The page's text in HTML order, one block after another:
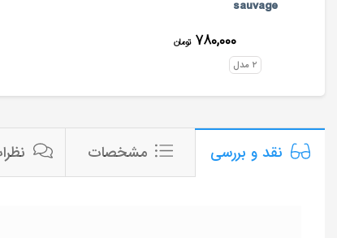
sauvage
۷۸۰,۰۰۰ تومان
۲ مدل
نقد و بررسی مشخصات